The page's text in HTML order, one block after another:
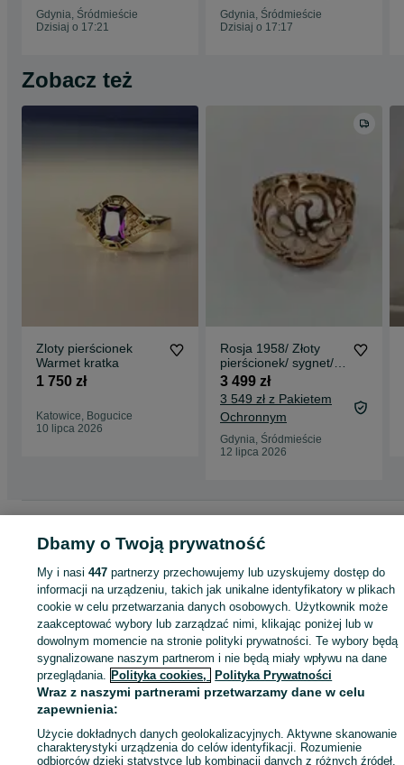
Gdynia, Śródmieście
Dzisiaj o 17:21
Gdynia, Śródmieście
Dzisiaj o 17:17
Zobacz też
Zloty pierścionek
Warmet kratka
1 750 zł
Katowice, Bogucice
10 lipca 2026
Rosja 1958/ Złoty
pierścionek/ sygnet/
6.23 gram/ R22/ Lite
złoto
3 499 zł
3 549 zł z Pakietem
Ochronnym
Gdynia, Śródmieście
12 lipca 2026
Pierścionki - Gdynia
Pierścionki - Śródmieście
KATEGORIA
1063219481 Wyświetlenia:
Kup
Dbamy o Twoją prywatność
My i nasi447 partnerzy przechowujemy lub uzyskujemy dostęp do
informacji na urządzeniu, takich jak unikalne identyfikatory w plikach
cookie w celu przetwarzania danych osobowych. Użytkownik może
zaakceptować wybory lub zarządzać nimi, klikając poniżej lub w
dowolnym momencie na stronie polityki prywatności. Te wybory będą
sygnalizowane naszym partnerom i nie będą miały wpływu na dane
przeglądania. Polityka cookies, Polityka Prywatności
Wraz z naszymi partnerami przetwarzamy dane w celu
zapewnienia:
Użycie dokładnych danych geolokalizacyjnych. Aktywne skanowanie
charakterystyki urządzenia do celów identyfikacji. Rozumienie
odbiorców dzięki statystyce lub kombinacji danych z różnych źródeł.